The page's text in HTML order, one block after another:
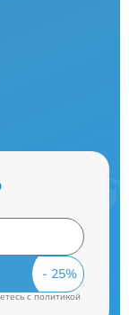
cполитикой